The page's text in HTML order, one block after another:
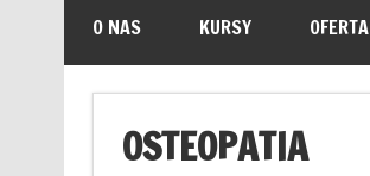
O NAS KURSY OFERTA
OSTEOPATIA